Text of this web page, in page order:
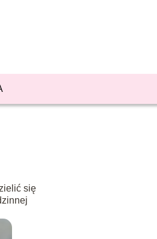
się